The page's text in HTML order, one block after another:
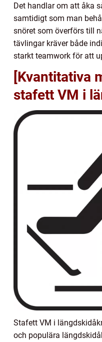
Det handlar om att åka
samtidigt som man
snöret som överförs till
tävlingar kräver både
starkt teamwork för att
[Kvantitativa
stafett VM i
Stafett VM i
och populära